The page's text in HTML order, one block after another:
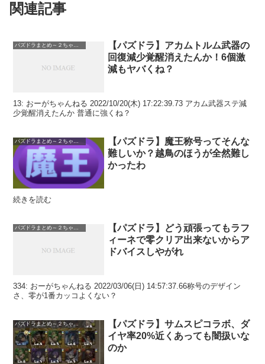
関連記事
【パズドラ】アカムトルム武器の
回復減少覚醒消えたんか！6個激
減もヤバくね？
13: おーがちゃんねる 2022/10/20(木) 17:22:39.73 アカム武器ステ減
少覚醒消えたんか 普通に強くね？
【パズドラ】魔王称号ってそんな
難しいか？越鳥のほうが全然難し
かったわ
続きを読む
【パズドラ】どう頑張ってもラフ
ィーネで零クリア出来ないからア
ドバイスしやがれ
334: おーがちゃんねる 2022/03/06(日) 14:57:37.66称号のデザイン
さ、零が1番カッコよくない？
パズドラまとめ～２ちゃんねる
【パズドラ】サムスピコラボ、ダ
イヤ率20%近くあっても闇扱いな
のか